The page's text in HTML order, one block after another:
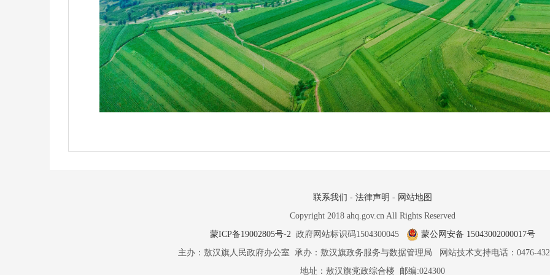
联系我们 - 法律声明 - 网站地图
Copyright 2018 ahq.gov.cn All Rights Reserved
蒙ICP备19002805号-2 政府网站标识码1504300045
蒙公网安备 15043002000017号
主办：敖汉旗人民政府办公室 承办：敖汉旗政务服务与数据管理局 网站技术支持电话：0476-
地址：敖汉旗党政综合楼 邮编:024300